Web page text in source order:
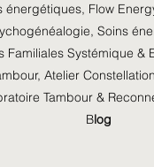
énergétiques, Flow
Soins
Familiales Systémique &
Atelier
Tambour &
Blog